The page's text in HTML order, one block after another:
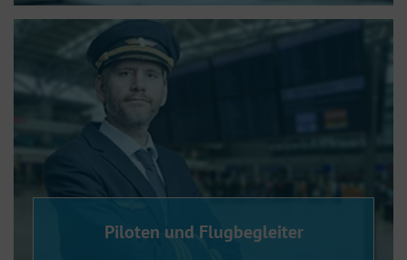
Piloten und Flugbegleiter